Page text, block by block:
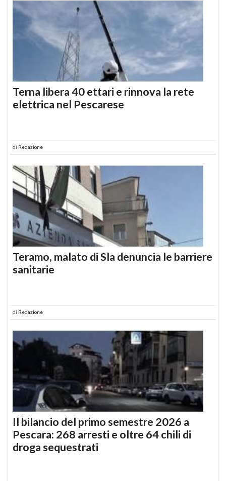
Terna libera 40 ettari e rinnova la rete
elettrica nel Pescarese
di Redazione
Teramo, malato di Sla denuncia le barriere
sanitarie
di Redazione
Il bilancio del primo semestre 2026 a
Pescara: 268 arresti e oltre 64 chili di
droga sequestrati